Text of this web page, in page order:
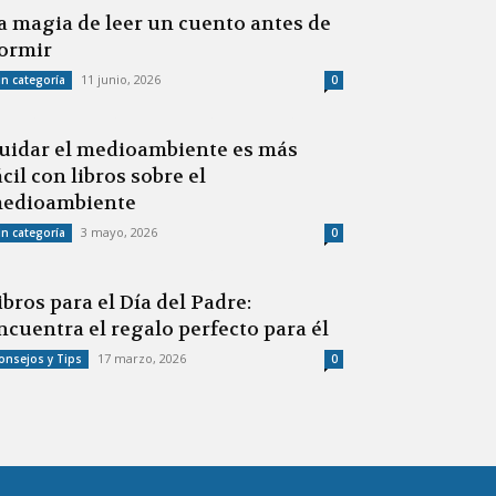
magia de leer un cuento antes de
categoría 11 junio, 2026 0
el medioambiente es más
con libros sobre el
categoría 3 mayo, 2026 0
para el Día del Padre:
el regalo perfecto para él
y Tips 17 marzo, 2026 0